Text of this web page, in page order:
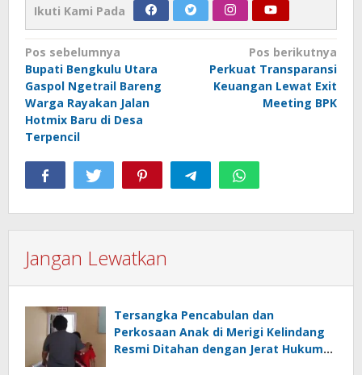
Ikuti Kami Pada
Navigasi
pos
Pos sebelumnya
Bupati Bengkulu Utara
Gaspol Ngetrail Bareng
Warga Rayakan Jalan
Hotmix Baru di Desa
Terpencil
Pos berikutnya
Perkuat Transparansi
Keuangan Lewat Exit
Meeting BPK
Jangan Lewatkan
Tersangka Pencabulan dan
Perkosaan Anak di Merigi Kelindang
Resmi Ditahan dengan Jerat Hukum